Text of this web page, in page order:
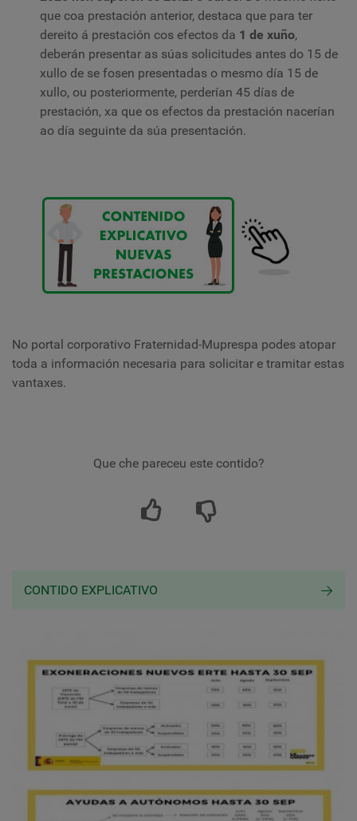
que coa prestación anterior, destaca que para ter
dereito á prestación cos efectos da 1 de xuño,
deberán presentar as súas solicitudes antes do 15 de
xullo de se fosen presentadas o mesmo día 15 de
xullo, ou posteriormente, perderían 45 días de
prestación, xa que os efectos da prestación nacerían
ao día seguinte da súa presentación.
No portal corporativo Fraternidad-Muprespa podes atopar
toda a información necesaria para solicitar e tramitar estas
vantaxes.
Que che pareceu este contido?
CONTIDO EXPLICATIVO